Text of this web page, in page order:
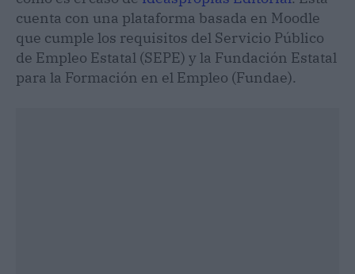
cuenta con una plataforma basada en Moodle
que cumple los requisitos del Servicio Público
de Empleo Estatal (SEPE) y la Fundación Estatal
para la Formación en el Empleo (Fundae).